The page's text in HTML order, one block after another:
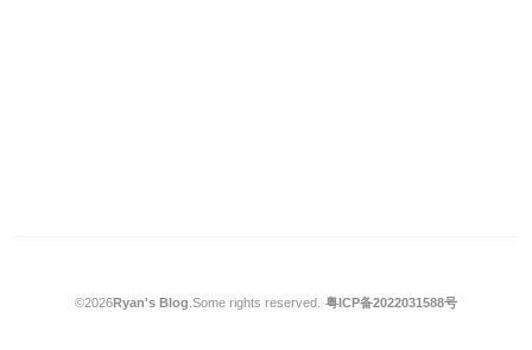
©2026Ryan's Blog Some rights reserved. ·粤ICP备2022031588号